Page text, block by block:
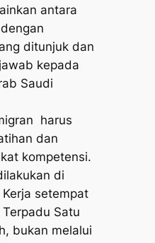
antara
ditunjuk dan
kepada
Saudi
harus
dan
kompetensi.
di
setempat
Satu
bukan melalui